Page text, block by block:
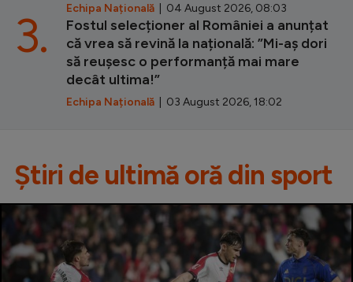
Echipa Națională | 04 August 2026, 08:03
Fostul selecționer al României a anunțat
că vrea să revină la națională: ”Mi-aș dori
să reușesc o performanță mai mare
decât ultima!”
Echipa Națională | 03 August 2026, 18:02
3.
Știri de ultimă oră din sport